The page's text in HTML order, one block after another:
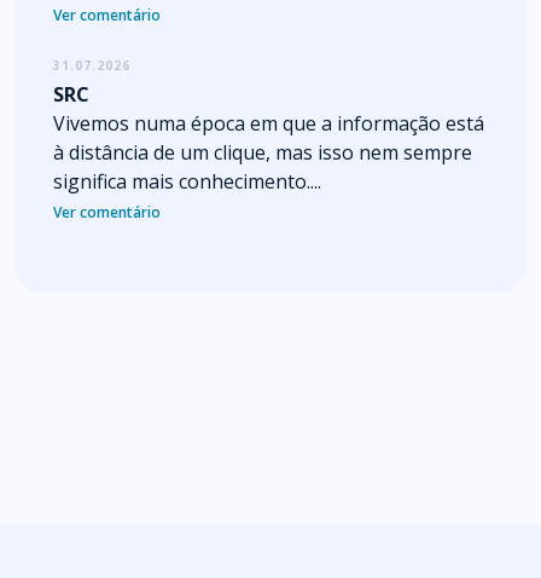
Ver comentário
31.07.2026
SRC
Vivemos numa época em que a informação está
à distância de um clique, mas isso nem sempre
significa mais conhecimento....
Ver comentário